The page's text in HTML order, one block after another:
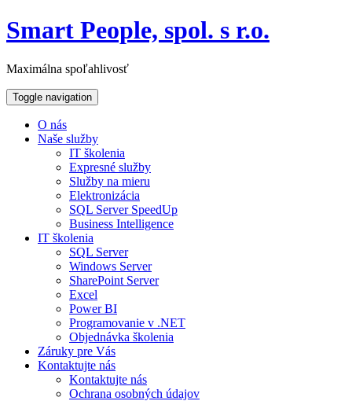
Smart People, spol. s r.o.
Maximálna spoľahlivosť
Toggle navigation
O nás
Naše služby
IT školenia
Expresné služby
Služby na mieru
Elektronizácia
SQL Server SpeedUp
Business Intelligence
IT školenia
SQL Server
Windows Server
SharePoint Server
Excel
Power BI
Programovanie v .NET
Objednávka školenia
Záruky pre Vás
Kontaktujte nás
Kontaktujte nás
Ochrana osobných údajov